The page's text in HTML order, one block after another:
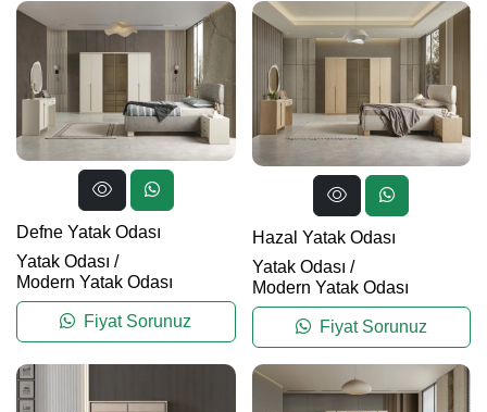
Defne Yatak Odası
Yatak Odası /
Modern Yatak Odası
Fiyat Sorunuz
Hazal Yatak Odası
Yatak Odası /
Modern Yatak Odası
Fiyat Sorunuz